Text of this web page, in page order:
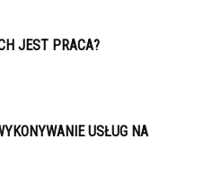
JEST PRACA?
USŁUG NA